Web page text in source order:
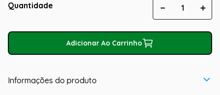
Quantidade ＋
－
Adicionar Ao Carrinho
Informações do produto